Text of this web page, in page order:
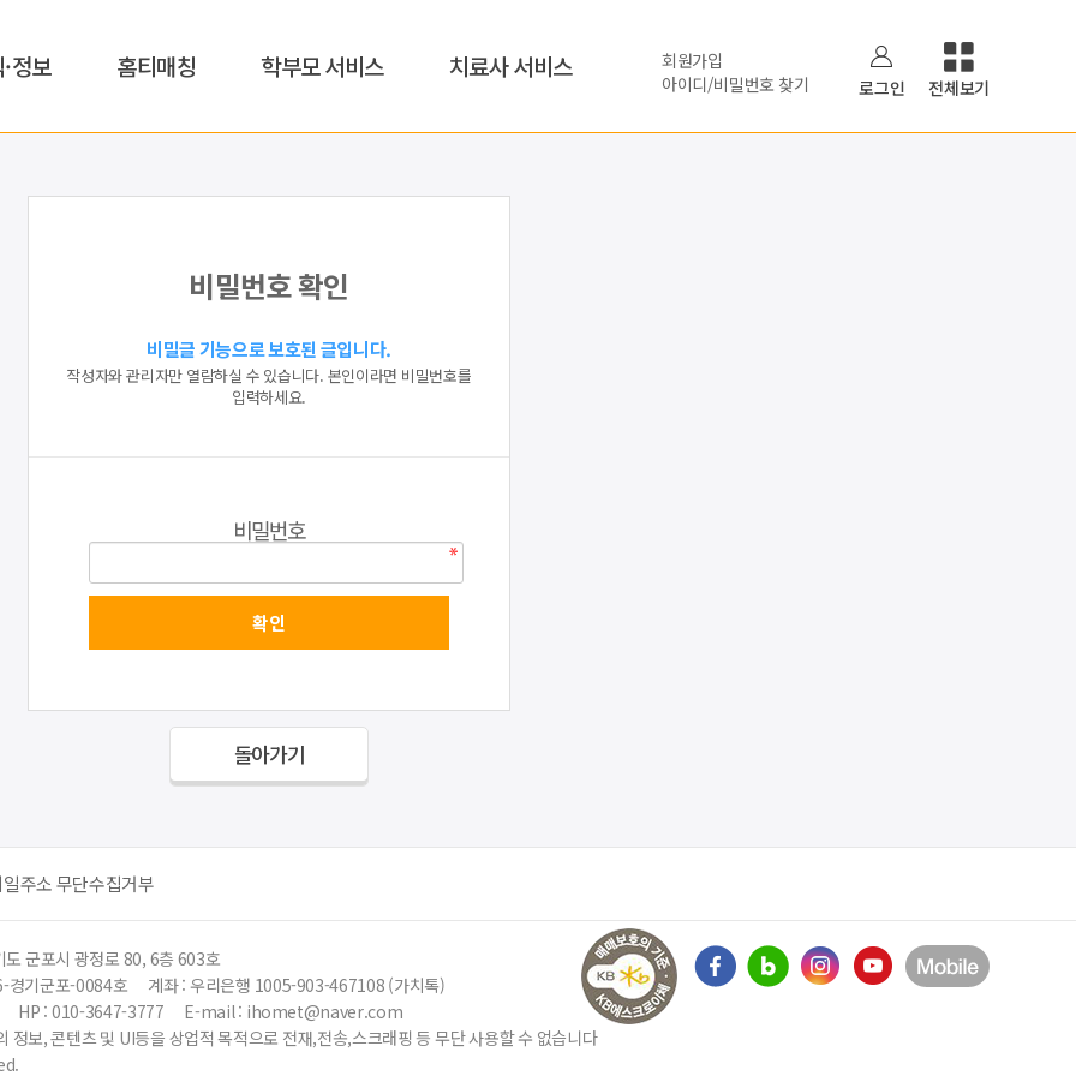
정보 홈티매칭 학부모 서비스 치료사 서비스
회원가입
아이디/비밀번호 찾기
로그인 전체보기
비밀번호 확인
비밀글 기능으로 보호된 글입니다.
작성자와 관리자만 열람하실 수 있습니다. 본인이라면 비밀번호를
입력하세요.
비밀번호
돌아가기
주소 무단수집거부
도 군포시 광정로 80, 6층 603호
경기군포-0084호
계좌 : 우리은행 1005-903-467108 (가치톡)
HP : 010-3647-3777
E-mail : ihomet@naver.com
정보, 콘텐츠 및 UI등을 상업적 목적으로 전재,전송,스크래핑 등 무단 사용할 수 없습니다